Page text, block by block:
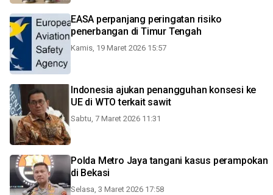
EASA perpanjang peringatan risiko
penerbangan di Timur Tengah
Kamis, 19 Maret 2026 15:57
Indonesia ajukan penangguhan konsesi ke
UE di WTO terkait sawit
Sabtu, 7 Maret 2026 11:31
Polda Metro Jaya tangani kasus perampokan
di Bekasi
Selasa, 3 Maret 2026 17:58